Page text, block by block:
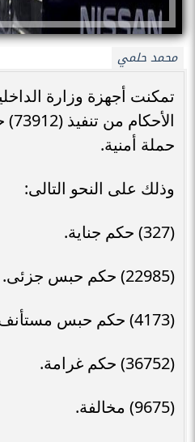
محمد حلمي
تمكنت أجهزة وزارة
حملة أمنية.
وذلك على النحو التالى:
(327) حكم جناية.
(22985) حكم حبس جزئى.
(4173) حكم حبس مستأنف.
(36752) حكم غرامة.
(9675) مخالفة.